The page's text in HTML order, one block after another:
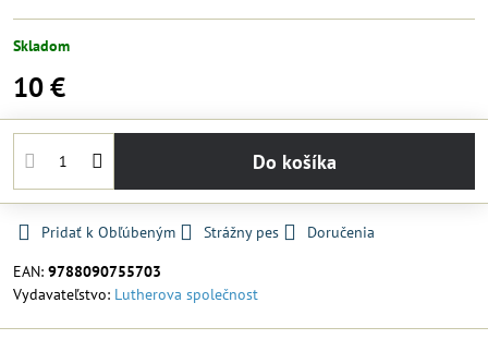
Skladom
10 €
Do košíka
Pridať k Obľúbeným Strážny pes
Doručenia
EAN: 9788090755703
Vydavateľstvo: Lutherova společnost